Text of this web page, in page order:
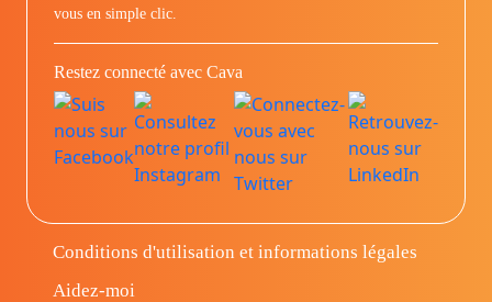
vous en simple clic.
Restez connecté avec Cava
Conditions d'utilisation et informations légales
Aidez-moi